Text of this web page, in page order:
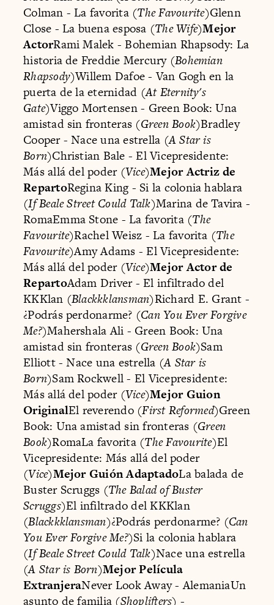
Colman - La favorita (The Favourite)Glenn
Close - La buena esposa (The Wife)Mejor
ActorRami Malek - Bohemian Rhapsody: La
historia de Freddie Mercury (Bohemian
Rhapsody)Willem Dafoe - Van Gogh en la
puerta de la eternidad (At Eternity's
Gate)Viggo Mortensen - Green Book: Una
amistad sin fronteras (Green Book)Bradley
Cooper - Nace una estrella (A Star is
Born)Christian Bale - El Vicepresidente:
Más allá del poder (Vice)Mejor Actriz de
RepartoRegina King - Si la colonia hablara
(If Beale Street Could Talk)Marina de Tavira -
RomaEmma Stone - La favorita (The
Favourite)Rachel Weisz - La favorita (The
Favourite)Amy Adams - El Vicepresidente:
Más allá del poder (Vice)Mejor Actor de
RepartoAdam Driver - El infiltrado del
KKKlan (Blackkklansman)Richard E. Grant -
¿Podrás perdonarme? (Can You Ever Forgive
Me?)Mahershala Ali - Green Book: Una
amistad sin fronteras (Green Book)Sam
Elliott - Nace una estrella (A Star is
Born)Sam Rockwell - El Vicepresidente:
Más allá del poder (Vice)Mejor Guion
OriginalEl reverendo (First Reformed)Green
Book: Una amistad sin fronteras (Green
Book)RomaLa favorita (The Favourite)El
Vicepresidente: Más allá del poder
(Vice)Mejor Guión AdaptadoLa balada de
Buster Scruggs (The Balad of Buster
Scruggs)El infiltrado del KKKlan
(Blackkklansman)¿Podrás perdonarme? (Can
You Ever Forgive Me?)Si la colonia hablara
(If Beale Street Could Talk)Nace una estrella
(A Star is Born)Mejor Película
ExtranjeraNever Look Away - AlemaniaUn
asunto de familia (Shoplifters) -